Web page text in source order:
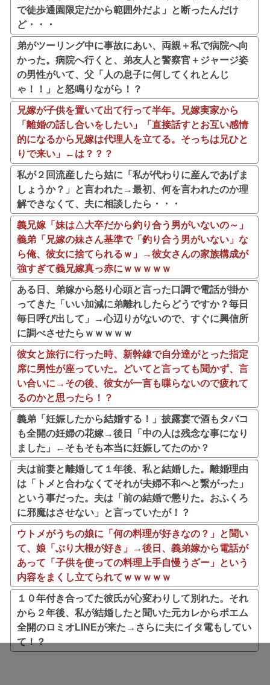
で徒歩通園限定だから範囲外だよ」と断ったんだけ
ど・・・
弟がツーリング中に事故にあい、両親＋私で病院へ向
かった。病院へ行くと、弟友人と警察官＋ジャージ姿
の男性がいて、父「人の息子に何してくれとんじ
ゃ！！」と怒鳴りながら！？
兄嫁が子供を置いて出て行って半年。兄嫁実家から
「離婚の話し合いをしたい」「直接話すとお互い感情
的になるから兄嫁は代理人を立てる。そっちは兄ひと
りで来い」←は？？？
私が２回流産したら姑に「私が代わりに産んであげま
しょうか？」と言われた→最初、何を言われたのか理
解できなくて、夫に相談したら・・・
義兄嫁「妹は△大卒だから釣り合う男がいないの～」
義弟「兄嫁の妹さん基準で「釣り合う男がいない」な
ら俺、彼女に捨てられるｗ」→彼女さんの家族構成が
強すぎて義兄嫁真っ赤にｗｗｗｗｗ
ある日、弟嫁から怒り心頭と言った口調で電話が掛か
ってきた「いい加減に弟離れしたらどうですか？毎日
毎日呼び出して」→心辺りがないので、すぐに興信所
に調べさせたらｗｗｗｗｗ
彼女と旅行に行った時、新幹線で自分達がとった指定
席に男性が座っていた。どいてと言っても聞かず、言
い合いに→その後、彼女が一言も喋らないので疲れて
るのかと思ったら！？
義弟「妊娠したから結婚する！」披露宴で酒もタバコ
も全開の妊婦の花嫁→後日「中の人は残念な事になり
ました」←そもそも本当に妊娠してたのか？
夫は前妻と離婚して１年後、私と結婚した。離婚理由
は「トメと合わなくてそれが夫婦不和へと繋がった」
という事だった。夫は「前の結婚で懲りた。おふくろ
に邪魔はさせない」と言っていたが！？
ウトメがうちの娘に「何の料理が好きなの？」と聞い
て、娘「ぶり大根が好き」→後日、義弟嫁から電話が
あって「子供を使っての料理上手自慢うざー」という
内容をまくし立てられてｗｗｗｗｗ
１０年付き合ってた彼氏が心変わりして別れた。それ
から２年後、私が結婚したと聞いた元カレからポエム
全開のロミオLINEが来た→さらに夫にイタ電もしてい
て！？